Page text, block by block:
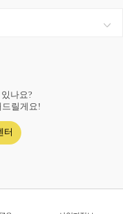
나요?
드릴게요!
터